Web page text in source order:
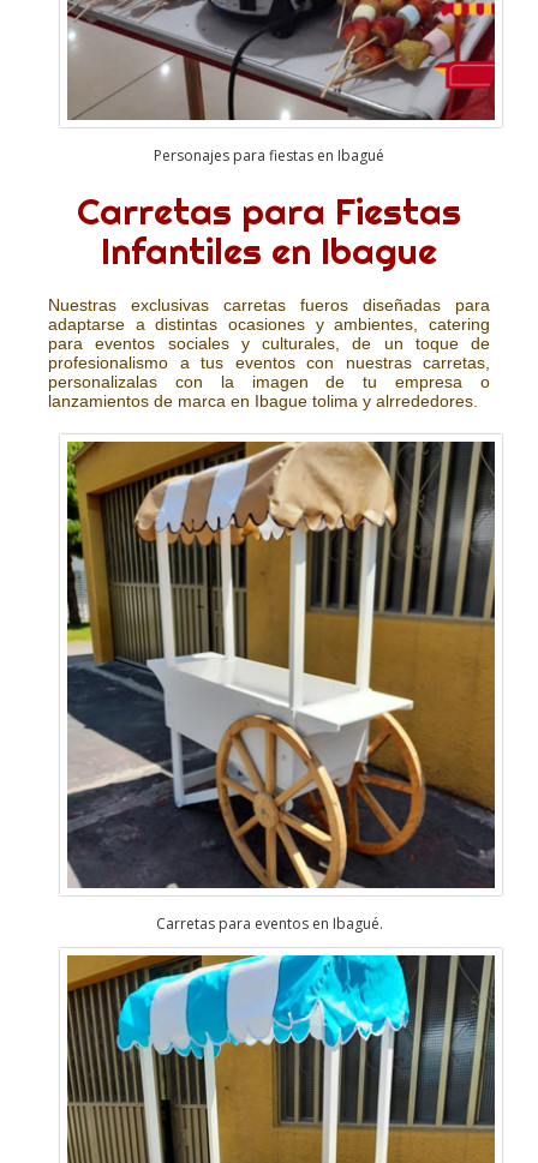
Personajes para fiestas en Ibagué
Carretas para Fiestas
Infantiles en Ibague
Nuestras exclusivas carretas fueros diseñadas para
adaptarse a distintas ocasiones y ambientes, catering
para eventos sociales y culturales, de un toque de
profesionalismo a tus eventos con nuestras carretas,
personalizalas con la imagen de tu empresa o
lanzamientos de marca en Ibague tolima y alrrededores.
Carretas para eventos en Ibagué.